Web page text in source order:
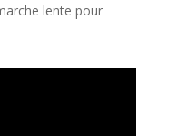
lente pour